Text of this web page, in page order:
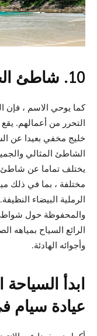
10. شاطئ الحرية
كما يوحي الاسم ، فإن
التحرر من أعمالهم.
خليج مخفي بعيدا عن
الشاطئ المثالي
يختلف تماما عن شاطئ
مختلفة ، بما في ذلك
الرملية البيضاء
والمحفوظة حول
الرائع السياح بمياهه
وأجوائه الهادئة.
ابدأ
عيادة سيام